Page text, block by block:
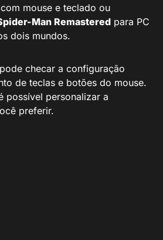
mouse e teclado ou
Man Remastered para PC
dois mundos.
checar a configuração
de teclas e botões do mouse.
possível personalizar a
preferir.